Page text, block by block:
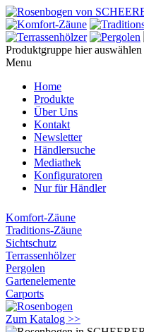
Produktgruppe hier auswählen
Menu
Home
Produkte
Über Uns
Kontakt
Newsletter
Händlersuche
Mediathek
Konfiguratoren
Nur für Händler
Komfort-Zäune
Traditions-Zäune
Sichtschutz
Terrassenhölzer
Pergolen
Gartenelemente
Carports
Zum Katalog >>